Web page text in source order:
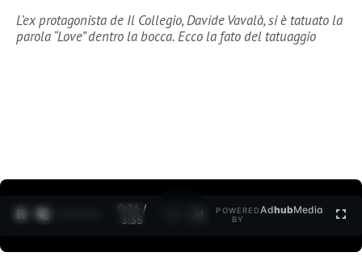
L’ex protagonista de Il Collegio, Davide Vavalà, si è tatuato la
parola “Love” dentro la bocca. Ecco la fato del tatuaggio
0:27 /
3:35
POWERED
BY
AdhubMedia